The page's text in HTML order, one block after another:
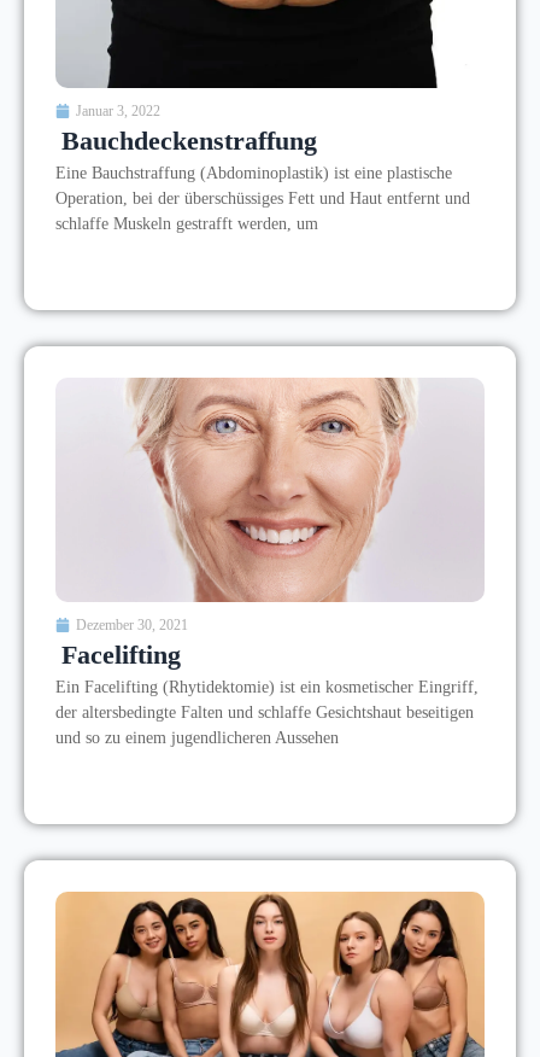
Januar 3, 2022
Bauchdeckenstraffung
Eine Bauchstraffung (Abdominoplastik) ist eine plastische
Operation, bei der überschüssiges Fett und Haut entfernt und
schlaffe Muskeln gestrafft werden, um
Dezember 30, 2021
Facelifting
Ein Facelifting (Rhytidektomie) ist ein kosmetischer Eingriff,
der altersbedingte Falten und schlaffe Gesichtshaut beseitigen
und so zu einem jugendlicheren Aussehen